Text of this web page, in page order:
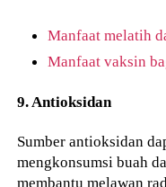
Manfaat melatih
Manfaat vaksin
9. Antioksidan
Sumber antioksidan
mengkonsumsi buah
membantu melawan